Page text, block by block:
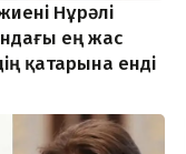
Нұрәлі
ең жас
қатарына енді